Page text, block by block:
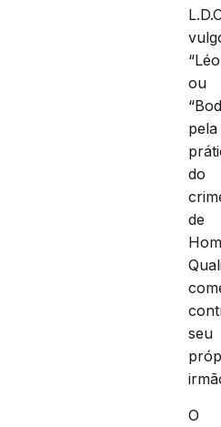
ou
pela
do
de
seu
O